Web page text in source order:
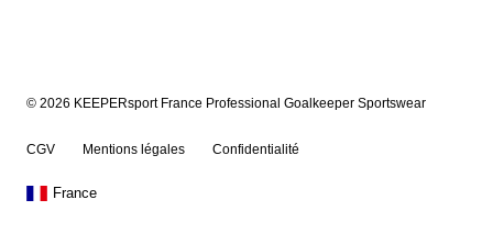
© 2026 KEEPERsport France Professional Goalkeeper Sportswear
CGV Mentions légales Confidentialité
France